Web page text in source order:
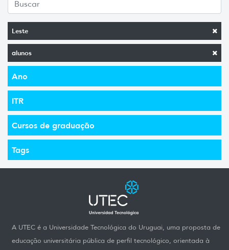
Leste
alunos
Ano
ITR
Cursos de graduação
Tags
A UTEC é a Universidade Tecnológica do Uruguai, uma proposta de
educação universitária pública de perfil tecnológico, orientada à